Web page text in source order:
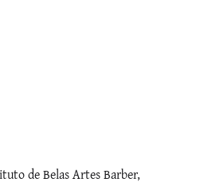
de Belas Artes Barber,